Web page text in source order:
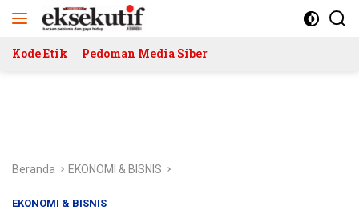
Kode Etik Pedoman Media Siber
Beranda EKONOMI & BISNIS
EKONOMI & BISNIS